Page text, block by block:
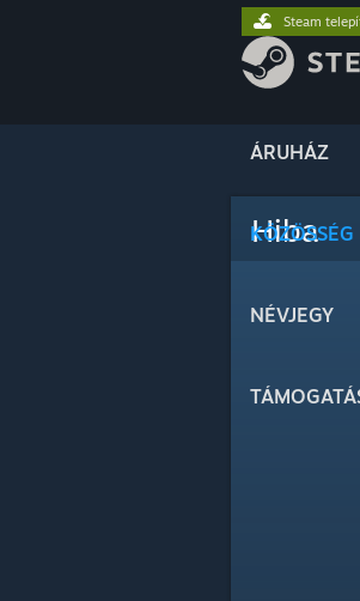
ÁRUHÁZ
KÖZÖSSÉG
NÉVJEGY
Steam
Hiba